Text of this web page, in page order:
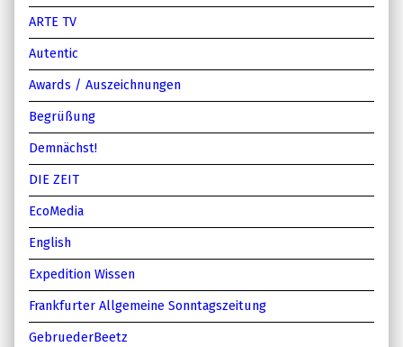
ARTE TV
Autentic
Awards / Auszeichnungen
Begrüßung
Demnächst!
DIE ZEIT
EcoMedia
English
Expedition Wissen
Frankfurter Allgemeine Sonntagszeitung
GebruederBeetz